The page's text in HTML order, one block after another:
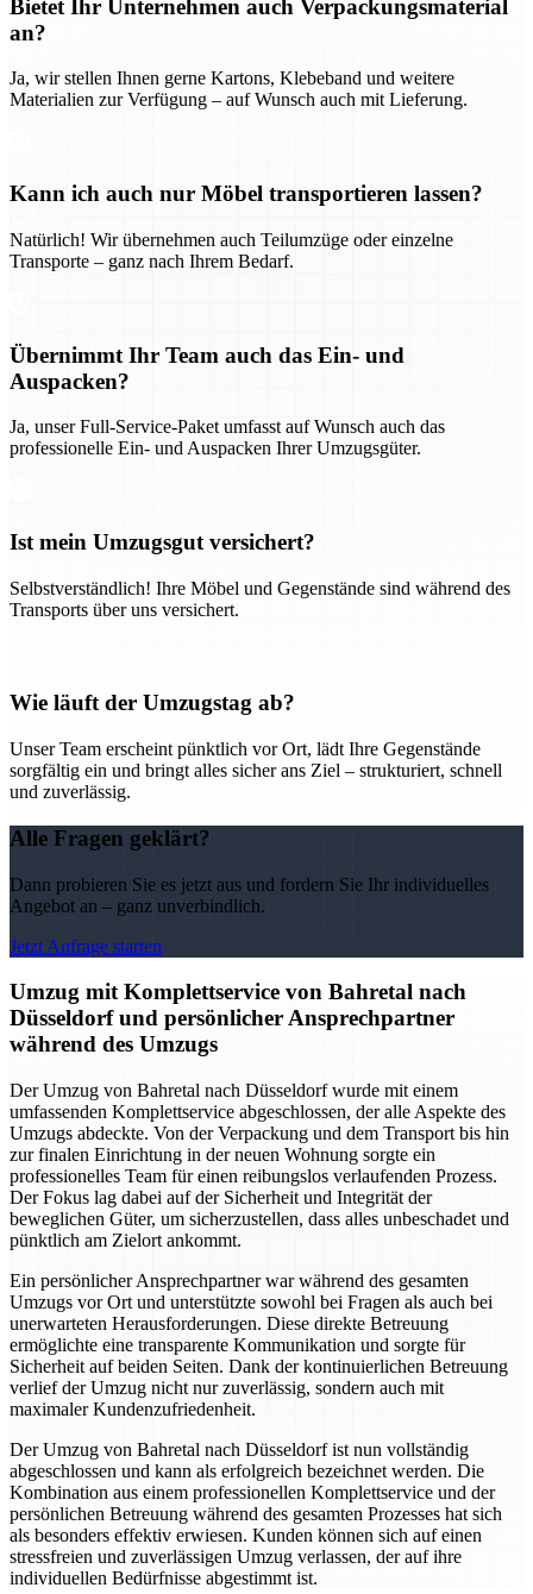
Bietet Ihr Unternehmen auch Verpackungsmaterial
an?
Ja, wir stellen Ihnen gerne Kartons, Klebeband und weitere
Materialien zur Verfügung – auf Wunsch auch mit Lieferung.
Kann ich auch nur Möbel transportieren lassen?
Natürlich! Wir übernehmen auch Teilumzüge oder einzelne
Transporte – ganz nach Ihrem Bedarf.
Übernimmt Ihr Team auch das Ein- und
Auspacken?
Ja, unser Full-Service-Paket umfasst auf Wunsch auch das
professionelle Ein- und Auspacken Ihrer Umzugsgüter.
Ist mein Umzugsgut versichert?
Selbstverständlich! Ihre Möbel und Gegenstände sind während des
Transports über uns versichert.
Wie läuft der Umzugstag ab?
Unser Team erscheint pünktlich vor Ort, lädt Ihre Gegenstände
sorgfältig ein und bringt alles sicher ans Ziel – strukturiert, schnell
und zuverlässig.
Alle Fragen geklärt?
Dann probieren Sie es jetzt aus und fordern Sie Ihr individuelles
Angebot an – ganz unverbindlich.
Jetzt Anfrage starten
Umzug mit Komplettservice von Bahretal nach
Düsseldorf und persönlicher Ansprechpartner
während des Umzugs
Der Umzug von Bahretal nach Düsseldorf wurde mit einem
umfassenden Komplettservice abgeschlossen, der alle Aspekte des
Umzugs abdeckte. Von der Verpackung und dem Transport bis hin
zur finalen Einrichtung in der neuen Wohnung sorgte ein
professionelles Team für einen reibungslos verlaufenden Prozess.
Der Fokus lag dabei auf der Sicherheit und Integrität der
beweglichen Güter, um sicherzustellen, dass alles unbeschadet und
pünktlich am Zielort ankommt.
Ein persönlicher Ansprechpartner war während des gesamten
Umzugs vor Ort und unterstützte sowohl bei Fragen als auch bei
unerwarteten Herausforderungen. Diese direkte Betreuung
ermöglichte eine transparente Kommunikation und sorgte für
Sicherheit auf beiden Seiten. Dank der kontinuierlichen Betreuung
verlief der Umzug nicht nur zuverlässig, sondern auch mit
maximaler Kundenzufriedenheit.
Der Umzug von Bahretal nach Düsseldorf ist nun vollständig
abgeschlossen und kann als erfolgreich bezeichnet werden. Die
Kombination aus einem professionellen Komplettservice und der
persönlichen Betreuung während des gesamten Prozesses hat sich
als besonders effektiv erwiesen. Kunden können sich auf einen
stressfreien und zuverlässigen Umzug verlassen, der auf ihre
individuellen Bedürfnisse abgestimmt ist.